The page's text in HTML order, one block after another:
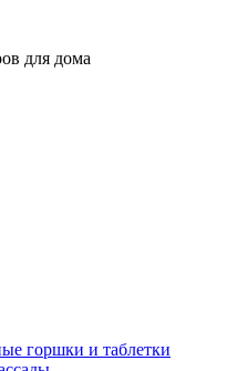
для дома
горшки и таблетки